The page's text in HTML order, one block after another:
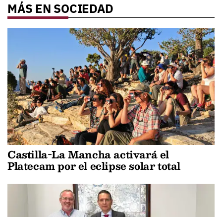
MÁS EN SOCIEDAD
Castilla-La Mancha activará el
Platecam por el eclipse solar total